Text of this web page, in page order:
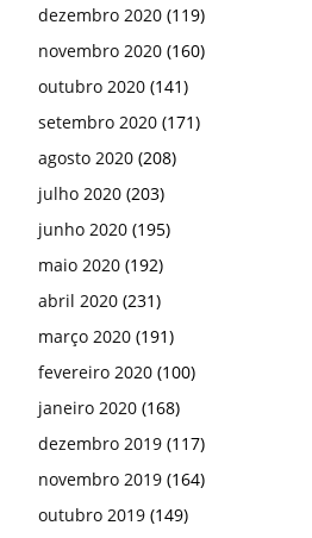
dezembro 2020 (119)
novembro 2020 (160)
outubro 2020 (141)
setembro 2020 (171)
agosto 2020 (208)
julho 2020 (203)
junho 2020 (195)
maio 2020 (192)
abril 2020 (231)
março 2020 (191)
fevereiro 2020 (100)
janeiro 2020 (168)
dezembro 2019 (117)
novembro 2019 (164)
outubro 2019 (149)